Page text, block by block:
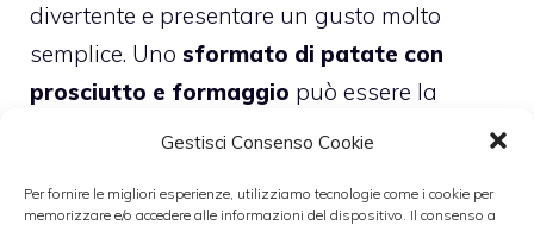
Gestisci Consenso Cookie
Per fornire le migliori esperienze, utilizziamo tecnologie come i cookie per
memorizzare e/o accedere alle informazioni del dispositivo. Il consenso a
divertente e presentare un gusto molto
semplice. Uno sformato di patate con
prosciutto e formaggio può essere la
soluzione che cercate. Se poi allo sformato
renna, della faccia o del corpo di Babbo